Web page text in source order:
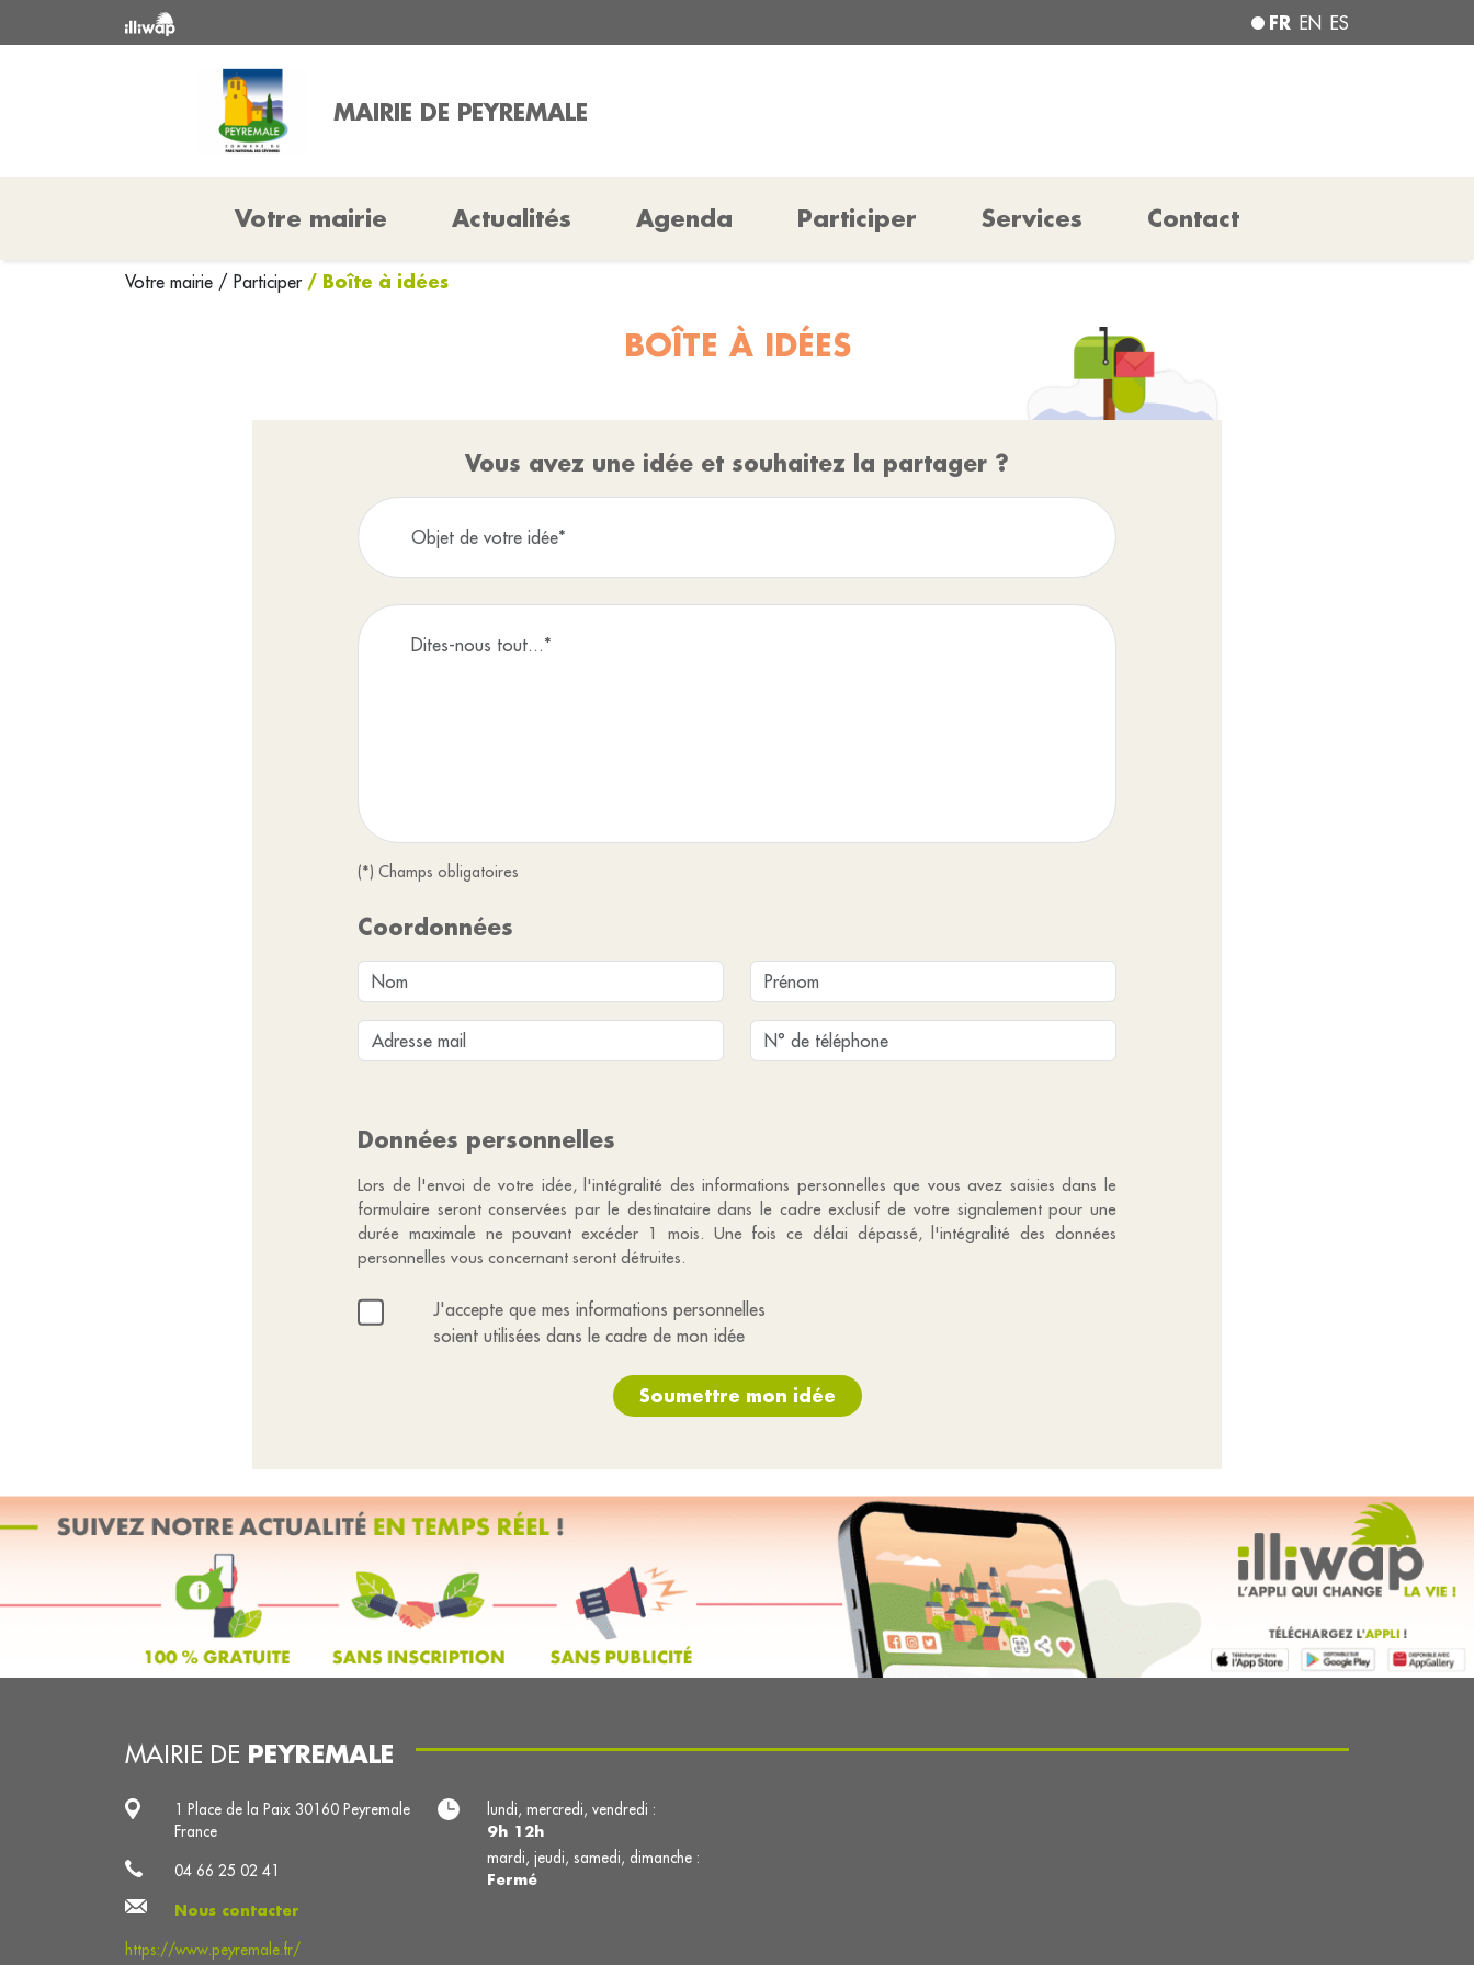
FR EN ES
MAIRIE DE PEYREMALE
Votre mairie Actualités Agenda Participer Services Contact
Votre mairie / Participer / Boîte à idées
BOÎTE À IDÉES
Vous avez une idée et souhaitez la partager ?
(*) Champs obligatoires
Coordonnées
Données personnelles
Lors de l'envoi de votre idée, l'intégralité des informations personnelles que vous avez saisies dans le
formulaire seront conservées par le destinataire dans le cadre exclusif de votre signalement pour une
durée maximale ne pouvant excéder 1 mois. Une fois ce délai dépassé, l'intégralité des données
personnelles vous concernant seront détruites.
J'accepte que mes informations personnelles
soient utilisées dans le cadre de mon idée
Soumettre mon idée
MAIRIE DE PEYREMALE
1 Place de la Paix 30160 Peyremale
France
04 66 25 02 41
Nous contacter
https://www.peyremale.fr/
lundi, mercredi, vendredi :
9h 12h
mardi, jeudi, samedi, dimanche :
Fermé